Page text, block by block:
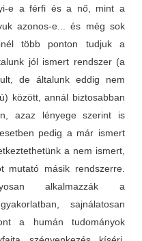
e a férfi és a nő, mint a
azonos-e... és még sok
több ponton tudjuk a
jól ismert rendszer (a
de általunk eddig nem
között, annál biztosabban
azaz lényege szerint is
pedig a már ismert
a nem ismert,
mutató másik rendszerre.
alkalmazzák a
sajnálatosan
a humán tudományok